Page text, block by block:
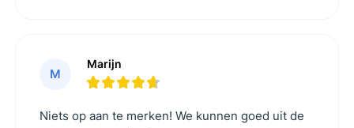
M
Marijn
Niets op aan te merken! We kunnen goed uit de